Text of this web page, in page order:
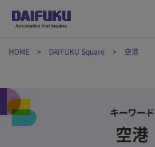
HOME DAIFUKU Square 空港
キーワード
空港